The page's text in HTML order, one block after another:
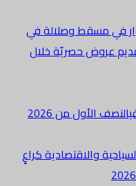
في مسقط وصلالة في
عروض حصريّة خلال
الأول من 2026
والاقتصادية كراعٍ